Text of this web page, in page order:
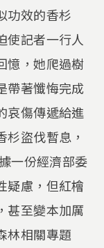
功效的香杉
使記者一行人
憶，她爬過樹
帶著懺悔完成
哀傷傳遞給進
盜伐暫息，
一份經濟部委
疑慮，但紅檜
甚至變本加厲
林相關專題